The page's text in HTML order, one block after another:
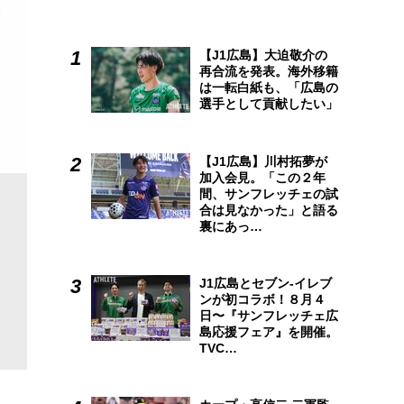
【J1広島】大迫敬介の
再合流を発表。海外移籍
は一転白紙も、「広島の
選手として貢献したい」
【J1広島】川村拓夢が
加入会見。「この２年
間、サンフレッチェの試
合は見なかった」と語る
裏にあっ…
J1広島とセブン-イレブ
ンが初コラボ！８月４
日〜『サンフレッチェ広
島応援フェア』を開催。
TVC…